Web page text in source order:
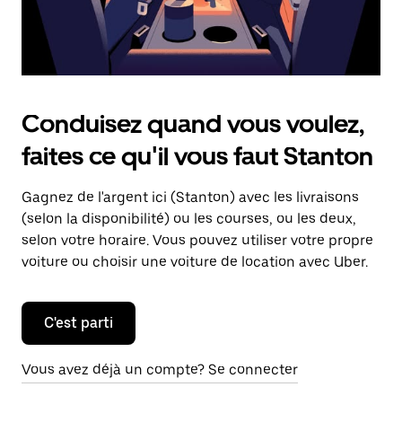
calendrier.
Conduisez quand vous voulez,
faites ce qu'il vous faut Stanton
Gagnez de l'argent ici (Stanton) avec les livraisons
(selon la disponibilité) ou les courses, ou les deux,
selon votre horaire. Vous pouvez utiliser votre propre
voiture ou choisir une voiture de location avec Uber.
C'est parti
Vous avez déjà un compte? Se connecter